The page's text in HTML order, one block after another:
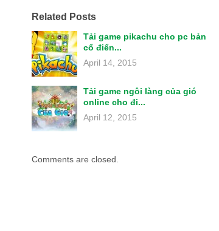
Related Posts
Tải game pikachu cho pc bản
cổ điển...
April 14, 2015
Tải game ngôi làng của gió
online cho đi...
April 12, 2015
Comments are closed.